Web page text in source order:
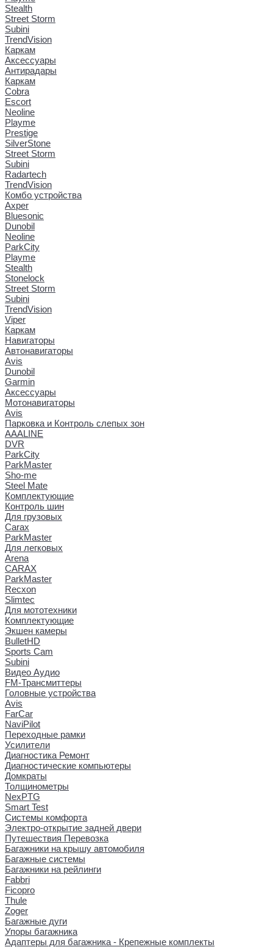
Stealth
Street Storm
Subini
TrendVision
Каркам
Аксессуары
Антирадары
Каркам
Cobra
Escort
Neoline
Playme
Prestige
SilverStone
Street Storm
Subini
Radartech
TrendVision
Комбо устройства
Axper
Bluesonic
Dunobil
Neoline
ParkCity
Playme
Stealth
Stonelock
Street Storm
Subini
TrendVision
Viper
Каркам
Навигаторы
Автонавигаторы
Avis
Dunobil
Garmin
Аксессуары
Мотонавигаторы
Avis
Парковка и Контроль слепых зон
AAALINE
DVR
ParkCity
ParkMaster
Sho-me
Steel Mate
Комплектующие
Контроль шин
Для грузовых
Carax
ParkMaster
Для легковых
Arena
CARAX
ParkMaster
Recxon
Slimtec
Для мототехники
Комплектующие
Экшен камеры
BulletHD
Sports Cam
Subini
Видео Аудио
FM-Трансмиттеры
Головные устройства
Avis
FarCar
NaviPilot
Переходные рамки
Усилители
Диагностика Ремонт
Диагностические компьютеры
Домкраты
Толщинометры
NexPTG
Smart Test
Системы комфорта
Электро-открытие задней двери
Путешествия Перевозка
Багажники на крышу автомобиля
Багажные системы
Багажники на рейлинги
Fabbri
Ficopro
Thule
Zoger
Багажные дуги
Упоры багажника
Адаптеры для багажника - Крепежные комплекты